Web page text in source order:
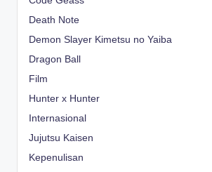
Death Note
Demon Slayer Kimetsu no Yaiba
Dragon Ball
Film
Hunter x Hunter
Internasional
Jujutsu Kaisen
Kepenulisan